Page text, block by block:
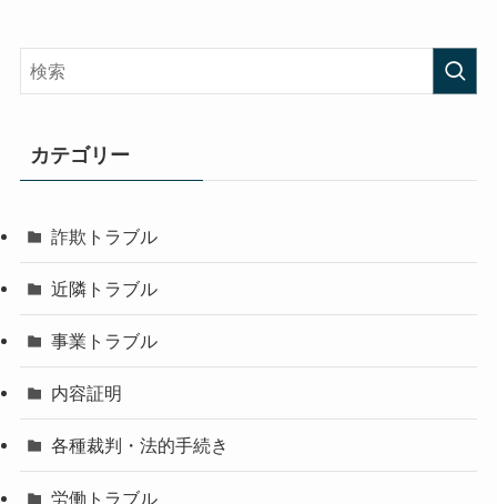
カテゴリー
詐欺トラブル
近隣トラブル
事業トラブル
内容証明
各種裁判・法的手続き
労働トラブル